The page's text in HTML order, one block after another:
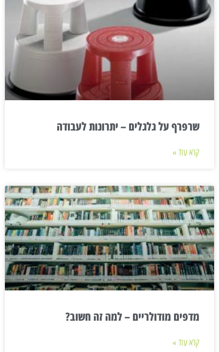
שרפרף על גלגלים – יתרונות לעבודה
קרא עוד »
מדפים מודולריים – למה זה חשוב?
קרא עוד »